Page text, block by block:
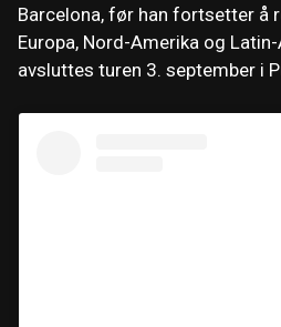
Barcelona, ​​før han fortsetter å
Europa, Nord-Amerika og
avsluttes turen 3. september i